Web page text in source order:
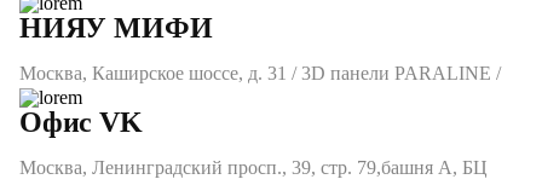
НИЯУ МИФИ
Москва, Каширское шоссе, д. 31 / 3D панели PARALINE /
Офис VK
Москва, Ленинградский просп., 39, стр. 79,башня А, БЦ